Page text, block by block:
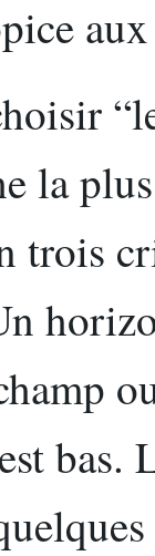
la
trois
bas.